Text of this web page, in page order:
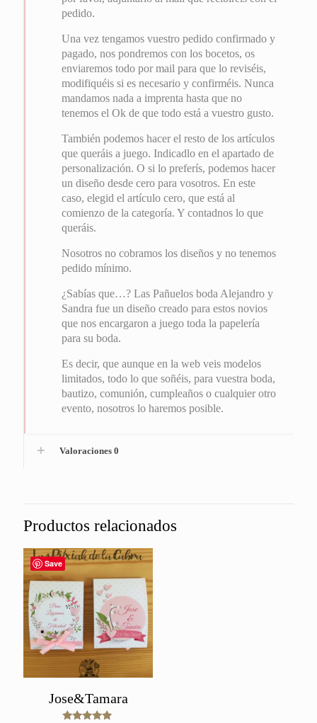
pedido.
Una vez tengamos vuestro pedido confirmado y
pagado, nos pondremos con los bocetos, os
enviaremos todo por mail para que lo reviséis,
modifiquéis si es necesario y confirméis. Nunca
mandamos nada a imprenta hasta que no
tenemos el Ok de que todo está a vuestro gusto.
También podemos hacer el resto de los artículos
que queráis a juego. Indicadlo en el apartado de
personalización. O si lo preferís, podemos hacer
un diseño desde cero para vosotros. En este
caso, elegid el artículo cero, que está al
comienzo de la categoría. Y contadnos lo que
queráis.
Nosotros no cobramos los diseños y no tenemos
pedido mínimo.
¿Sabías que…? Las Pañuelos boda Alejandro y
Sandra fue un diseño creado para estos novios
que nos encargaron a juego toda la papelería
para su boda.
Es decir, que aunque en la web veis modelos
limitados, todo lo que soñéis, para vuestra boda,
bautizo, comunión, cumpleaños o cualquier otro
evento, nosotros lo haremos posible.
Valoraciones 0
Productos relacionados
Save
Jose&Tamara